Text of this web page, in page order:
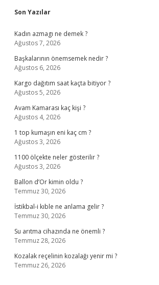
Sidebar
Son Yazılar
Kadın azmagı ne demek ?
Ağustos 7, 2026
Başkalarının önemsemek nedir ?
Ağustos 6, 2026
Kargo dağıtım saat kaçta bitiyor ?
Ağustos 5, 2026
Avam Kamarası kaç kişi ?
Ağustos 4, 2026
1 top kumaşın eni kaç cm ?
Ağustos 3, 2026
1100 ölçekte neler gösterilir ?
Ağustos 3, 2026
Ballon d’Or kimin oldu ?
Temmuz 30, 2026
İstikbal-i kıble ne anlama gelir ?
Temmuz 30, 2026
Su arıtma cihazında ne önemli ?
Temmuz 28, 2026
Kozalak reçelinin kozalağı yenir mi ?
Temmuz 26, 2026